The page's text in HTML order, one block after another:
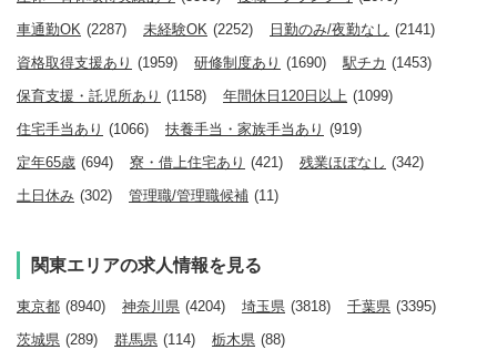
車通勤OK (2287) 未経験OK (2252) 日勤のみ/夜勤なし (2141)
資格取得支援あり (1959) 研修制度あり (1690) 駅チカ (1453)
保育支援・託児所あり (1158) 年間休日120日以上 (1099)
住宅手当あり (1066) 扶養手当・家族手当あり (919)
定年65歳 (694) 寮・借上住宅あり (421) 残業ほぼなし (342)
土日休み (302) 管理職/管理職候補 (11)
関東エリアの求人情報を見る
東京都 (8940) 神奈川県 (4204) 埼玉県 (3818) 千葉県 (3395)
茨城県 (289) 群馬県 (114) 栃木県 (88)